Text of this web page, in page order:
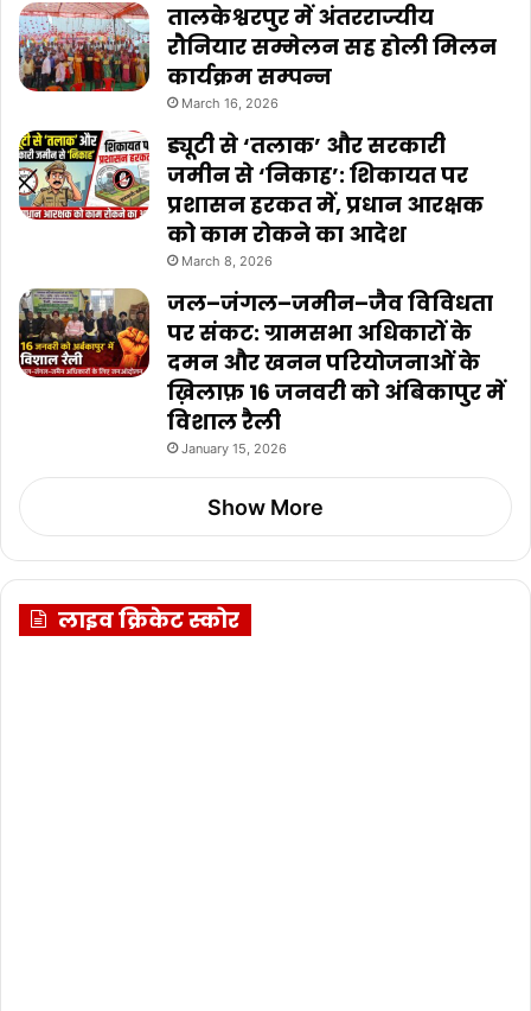
तालकेश्वरपुर में अंतरराज्यीय
रौनियार सम्मेलन सह होली मिलन
कार्यक्रम सम्पन्न
March 16, 2026
ड्यूटी से ‘तलाक’ और सरकारी
जमीन से ‘निकाह’: शिकायत पर
प्रशासन हरकत में, प्रधान आरक्षक
को काम रोकने का आदेश
March 8, 2026
जल–जंगल–जमीन–जैव विविधता
पर संकट: ग्रामसभा अधिकारों के
दमन और खनन परियोजनाओं के
ख़िलाफ़ 16 जनवरी को अंबिकापुर में
विशाल रैली
January 15, 2026
Show More
लाइव क्रिकेट स्कोर